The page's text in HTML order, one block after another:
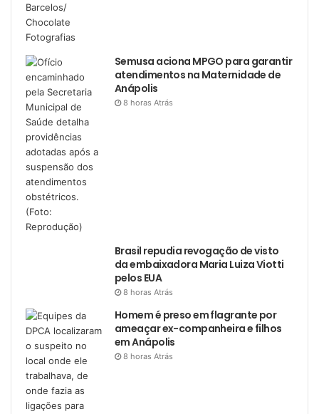
Semusa aciona MPGO para garantir
atendimentos na Maternidade de
Anápolis
8 horas Atrás
Brasil repudia revogação de visto
da embaixadora Maria Luiza Viotti
pelos EUA
8 horas Atrás
Homem é preso em flagrante por
ameaçar ex-companheira e filhos
em Anápolis
8 horas Atrás